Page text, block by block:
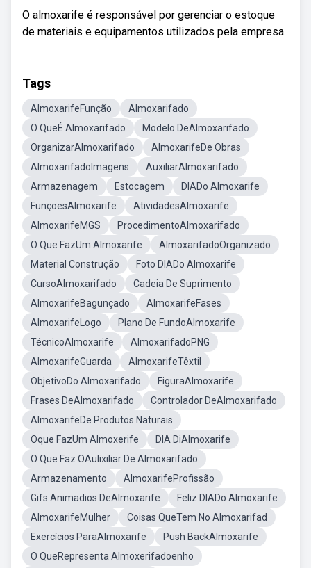
O almoxarife é responsável por gerenciar o estoque
de materiais e equipamentos utilizados pela empresa.
Tags
AlmoxarifeFunção
Almoxarifado
O QueÉ Almoxarifado
Modelo DeAlmoxarifado
OrganizarAlmoxarifado
AlmoxarifeDe Obras
AlmoxarifadoImagens
AuxiliarAlmoxarifado
Armazenagem
Estocagem
DIADo Almoxarife
FunçoesAlmoxarife
AtividadesAlmoxarife
AlmoxarifeMGS
ProcedimentoAlmoxarifado
O Que FazUm Almoxarife
AlmoxarifadoOrganizado
Material Construção
Foto DIADo Almoxarife
CursoAlmoxarifado
Cadeia De Suprimento
AlmoxarifeBagunçado
AlmoxarifeFases
AlmoxarifeLogo
Plano De FundoAlmoxarife
TécnicoAlmoxarife
AlmoxarifadoPNG
AlmoxarifeGuarda
AlmoxarifeTêxtil
ObjetivoDo Almoxarifado
FiguraAlmoxarife
Frases DeAlmoxarifado
Controlador DeAlmoxarifado
AlmoxarifeDe Produtos Naturais
Oque FazUm Almoxerife
DIA DiAlmoxarife
O Que Faz OAulixiliar De Almoxarifado
Armazenamento
AlmoxarifeProfissão
Gifs Animadios DeAlmoxarife
Feliz DIADo Almoxarife
AlmoxarifeMulher
Coisas QueTem No Almoxarifad
Exercícios ParaAlmoxarife
Push BackAlmoxarife
O QueRepresenta Almoxerifadoenho